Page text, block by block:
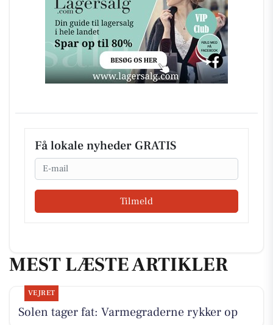
Få lokale nyheder GRATIS
Email
Tilmeld
MEST LÆSTE ARTIKLER
VEJRET
Solen tager fat: Varmegraderne rykker op